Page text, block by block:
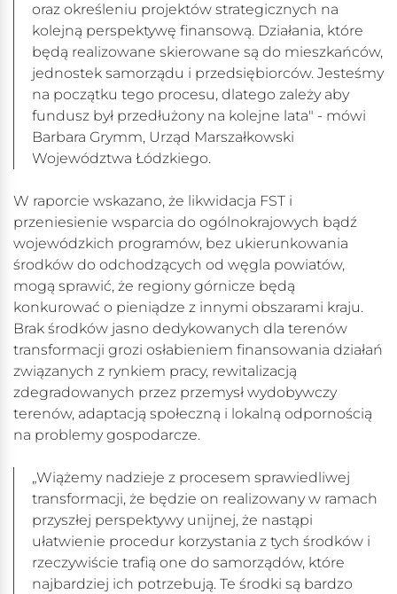
oraz określeniu projektów strategicznych na
kolejną perspektywę finansową. Działania, które
będą realizowane skierowane są do mieszkańców,
jednostek samorządu i przedsiębiorców. Jesteśmy
na początku tego procesu, dlatego zależy aby
fundusz był przedłużony na kolejne lata" - mówi
Barbara Grymm, Urząd Marszałkowski
Województwa Łódzkiego.
W raporcie wskazano, że likwidacja FST i
przeniesienie wsparcia do ogólnokrajowych bądź
wojewódzkich programów, bez ukierunkowania
środków do odchodzących od węgla powiatów,
mogą sprawić, że regiony górnicze będą
konkurować o pieniądze z innymi obszarami kraju.
Brak środków jasno dedykowanych dla terenów
transformacji grozi osłabieniem finansowania działań
związanych z rynkiem pracy, rewitalizacją
zdegradowanych przez przemysł wydobywczy
terenów, adaptacją społeczną i lokalną odpornością
na problemy gospodarcze.
„Wiążemy nadzieje z procesem sprawiedliwej
transformacji, że będzie on realizowany w ramach
przyszłej perspektywy unijnej, że nastąpi
ułatwienie procedur korzystania z tych środków i
rzeczywiście trafią one do samorządów, które
najbardziej ich potrzebują. Te środki są bardzo